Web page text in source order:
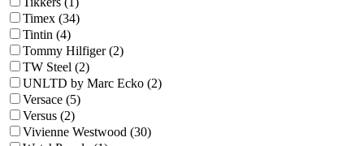
Timex (34)
Tintin (4)
Tommy Hilfiger (2)
TW Steel (2)
UNLTD by Marc Ecko (2)
Versace (5)
Versus (2)
Vivienne Westwood (30)